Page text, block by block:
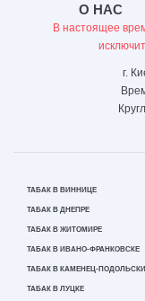
О НАС
В настоящее
г.
ТАБАК В ВИННИЦЕ
ТАБАК В ДНЕПРЕ
ТАБАК В ЖИТОМИРЕ
ТАБАК В ИВАНО-ФРАНКОВСКЕ
ТАБАК В КАМЕНЕЦ-
ТАБАК В ЛУЦКЕ